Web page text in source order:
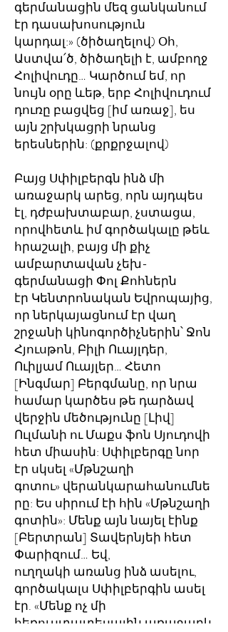
գերմանացին մեզ ցանկանում
էր դասախոսություն
կարդալ:» (ծիծաղելով) Օհ,
Աստվա՛ծ, ծիծաղելի է, ամբողջ
Հոլիվուդը… Կարծում եմ, որ
նույն օրը ևեթ, երբ Հոլիվուդում
դուռը բացվեց [իմ առաջ], ես
այն շրխկացրի նրանց
երեսներին: (քրքրջալով)
Բայց Սփիլբերգն ինձ մի
առաջարկ արեց, որն այդպես
էլ, դժբախտաբար, չստացա,
որովհետև իմ գործակալը թեև
հրաշալի, բայց մի քիչ
ամբարտավան չեխ-
գերմանացի Փոլ Քոհներն
էր Կենտրոնական Եվրոպայից,
որ ներկայացնում էր վաղ
շրջանի կինոգործիչներին՝ Ջոն
Հյուսթոն, Բիլի Ուայլդեր,
Ուիլյամ Ուայլեր… Հետո
[Ինգմար] Բերգմանը, որ նրա
համար կարծես թե դարձավ
վերջին մեծությունը [Լիվ]
Ուլմանի ու Մաքս ֆոն Սյուդովի
հետ միասին: Սփիլբերգը նոր
էր սկսել «Մթնշաղի
գոտու» վերանկարահանումնե
րը: Ես սիրում էի հին «Մթնշաղի
գոտին»: Մենք այն նայել էինք
[Բերտրան] Տավերնյեի հետ
Փարիզում… Եվ,
ուղղակի առանց ինձ ասելու,
գործակալս Սփիլբերգին ասել
էր. «Մենք ոչ մի
հեռուստատեսային առաջարկ